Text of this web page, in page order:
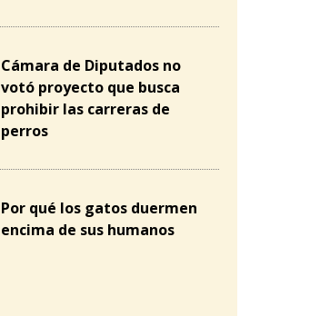
Cámara de Diputados no
votó proyecto que busca
prohibir las carreras de
perros
Por qué los gatos duermen
encima de sus humanos